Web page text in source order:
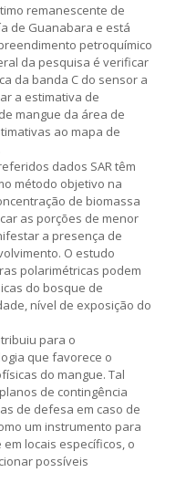
remanescente de
de Guanabara e está
petroquímico
da pesquisa é verificar
da banda C do sensor a
a estimativa de
mangue da área de
ao mapa de
dados SAR têm
método objetivo na
de biomassa
as porções de menor
a presença de
O estudo
polarimétricas podem
do bosque de
nível de exposição do
para o
que favorece o
do mangue. Tal
de contingência
de defesa em caso de
um instrumento para
locais específicos, o
possíveis